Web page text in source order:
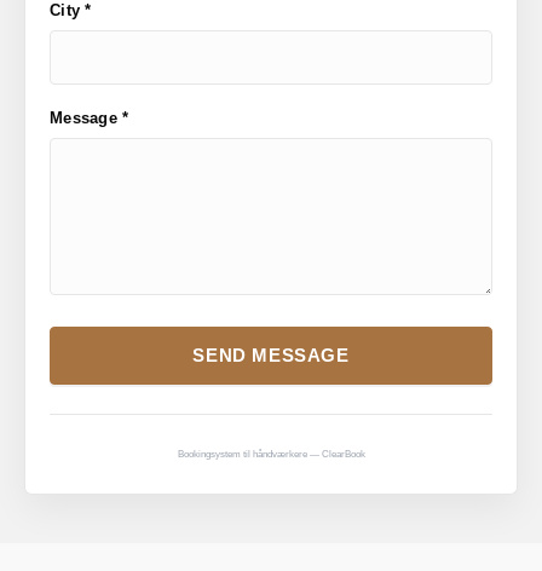
City *
Message *
SEND MESSAGE
Bookingsystem til håndværkere — ClearBook